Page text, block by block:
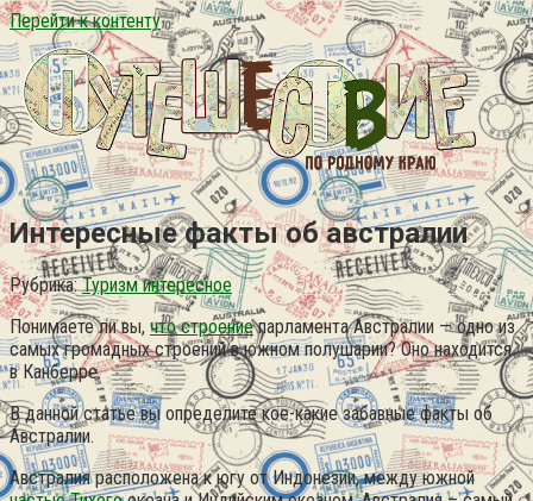
Перейти к контенту
Интересные факты об австралии
Рубрика: Туризм интересное
Понимаете ли вы, что строениепарламента Австралии — одно из
самых громадных строений в южном полушарии? Оно находится
в Канберре.
В данной статье вы определите кое-какие забавные факты об
Австралии.
Австралия расположена к югу от Индонезии, между южной